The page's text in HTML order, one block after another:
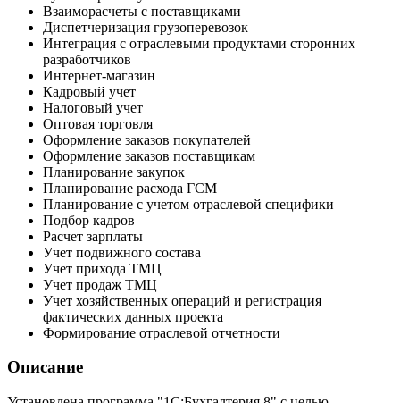
Взаиморасчеты с поставщиками
Диспетчеризация грузоперевозок
Интеграция с отраслевыми продуктами сторонних
разработчиков
Интернет-магазин
Кадровый учет
Налоговый учет
Оптовая торговля
Оформление заказов покупателей
Оформление заказов поставщикам
Планирование закупок
Планирование расхода ГСМ
Планирование с учетом отраслевой специфики
Подбор кадров
Расчет зарплаты
Учет подвижного состава
Учет прихода ТМЦ
Учет продаж ТМЦ
Учет хозяйственных операций и регистрация
фактических данных проекта
Формирование отраслевой отчетности
Описание